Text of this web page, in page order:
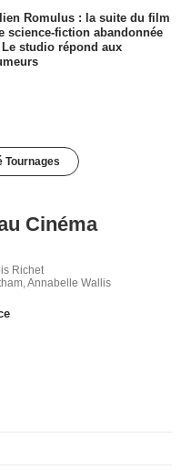
Romulus : la suite du film
science-fiction abandonnée
studio répond aux
Tournages
Cinéma
Richet
Annabelle Wallis